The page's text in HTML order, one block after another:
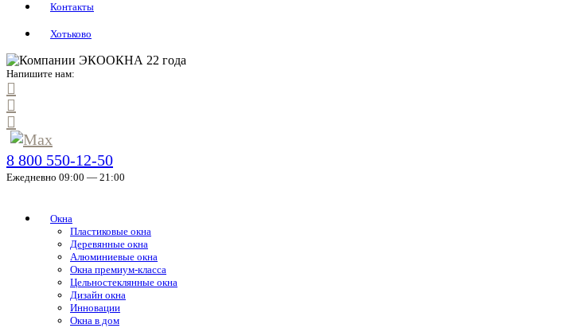
Контакты
Хотьково
Напишите нам:
8 800 550-12-50
Ежедневно 09:00 — 21:00
Окна
Пластиковые окна
Деревянные окна
Алюминиевые окна
Окна премиум-класса
Цельностеклянные окна
Дизайн окна
Инновации
Окна в дом